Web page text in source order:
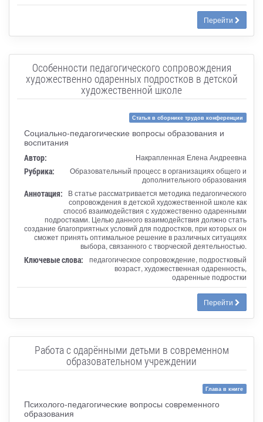
Перейти
Особенности педагогического сопровождения
художественно одаренных подростков в детской
художественной школе
Статья в сборнике трудов конференции
Социально-педагогические вопросы образования и
воспитания
Автор: Накрапленная Елена Андреевна
Рубрика:
Образовательный процесс в организациях общего и
дополнительного образования
Аннотация:
В статье рассматривается методика педагогического
сопровождения в детской художественной школе как
способ взаимодействия с художественно одаренными
подростками. Целью данного взаимодействия должно стать
создание благоприятных условий для подростков, при которых он
сможет принять оптимальное решение в различных ситуациях
выбора, связанного с творческой деятельностью.
Ключевые слова:
педагогическое сопровождение, подростковый
возраст, художественная одаренность,
одаренные подростки
Перейти
Работа с одарёнными детьми в современном
образовательном учреждении
Глава в книге
Психолого-педагогические вопросы современного
образования